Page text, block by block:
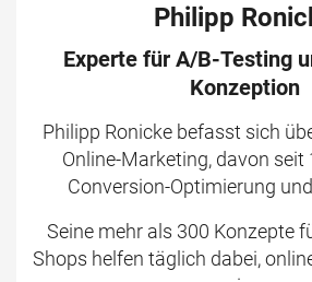
Philipp
Experte für A/B-Testing
Konzeption
Philipp Ronicke befasst sich
Online-Marketing, davon
Conversion-Optimierung
Seine mehr als 300 Konzepte
Shops helfen täglich dabei,